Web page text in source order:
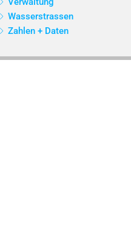
Wasserstrassen
Zahlen + Daten